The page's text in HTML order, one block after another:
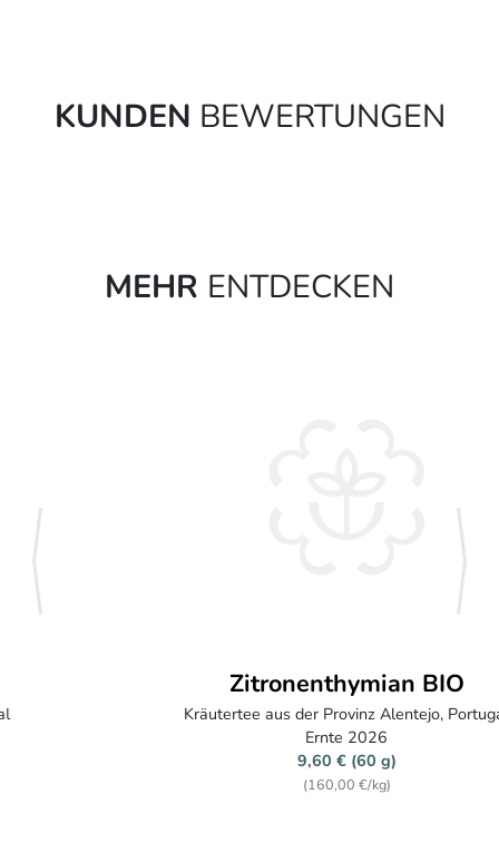
KUNDEN BEWERTUNGEN
MEHR ENTDECKEN
Zitronenthymian BIO
Kräutertee aus der Provinz Alentejo, Portugal
9,60 € (60 g)
zurück